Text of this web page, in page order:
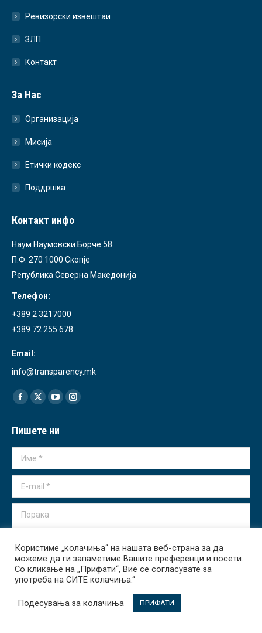
Ревизорски извештаи
ЗЛП
Контакт
За Нас
Организација
Мисија
Етички кодекс
Поддршка
Контакт инфо
Наум Наумовски Борче 58
П.Ф. 270 1000 Скопје
Република Северна Македонија
Телефон:
+389 2 3217000
+389 72 255 678
Email:
info@transparency.mk
Find us on:
Facebook
opens
in
new
X
opens
in
YouTube
opens
in
Instagram
in
Пишете ни
Име *
E-mail *
Порака
Испрати
Користиме „колачиња“ на нашата веб-страна за да
можеме да ги запаметиме Вашите преференци и посети.
Со кликање на „Прифати“, Вие се согласувате за
употреба на СИТЕ колачиња.“
Подесувања за колачиња ПРИФАТИ